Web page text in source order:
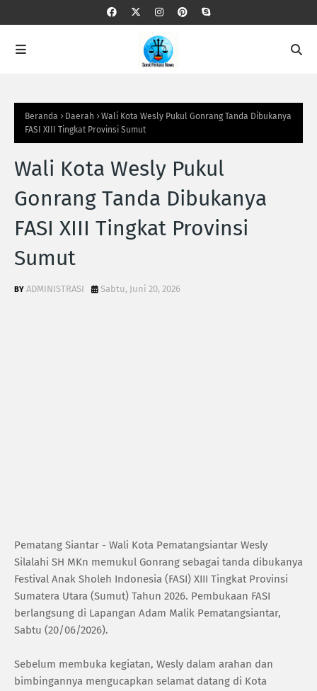
Beranda Daerah
Wali Kota Wesly Pukul Gonrang Tanda Dibukanya
FASI XIII Tingkat Provinsi Sumut
Wali Kota Wesly Pukul
Gonrang Tanda Dibukanya
FASI XIII Tingkat Provinsi
Sumut
ADMINISTRASI Sabtu, Juni 20, 2026
Pematang Siantar - Wali Kota Pematangsiantar Wesly
Silalahi SH MKn memukul Gonrang sebagai tanda dibukanya
Festival Anak Sholeh Indonesia (FASI) XIII Tingkat Provinsi
Sumatera Utara (Sumut) Tahun 2026. Pembukaan FASI
berlangsung di Lapangan Adam Malik Pematangsiantar,
Sabtu (20/06/2026).
Sebelum membuka kegiatan, Wesly dalam arahan dan
bimbingannya mengucapkan selamat datang di Kota